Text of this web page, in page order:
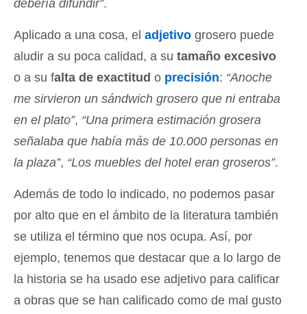
debería difundir”.
Aplicado a una cosa, el adjetivo grosero puede
aludir a su poca calidad, a su tamaño excesivo
o a su falta de exactitud o precisión: “Anoche
me sirvieron un sándwich grosero que ni entraba
en el plato”, “Una primera estimación grosera
señalaba que había más de 10.000 personas en
la plaza”, “Los muebles del hotel eran groseros”.
Además de todo lo indicado, no podemos pasar
por alto que en el ámbito de la literatura también
se utiliza el término que nos ocupa. Así, por
ejemplo, tenemos que destacar que a lo largo de
la historia se ha usado ese adjetivo para calificar
a obras que se han calificado como de mal gusto